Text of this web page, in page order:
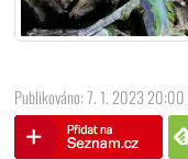
Publikováno: 7. 1. 2023 20:00